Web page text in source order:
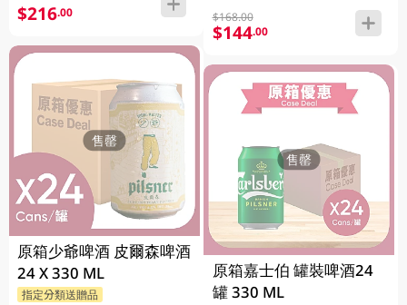
$216.00
售罄
原箱少爺啤酒 皮爾森啤酒
24 X 330 ML
指定分類送贈品
$168.00
$144.00
售罄
原箱嘉士伯 罐裝啤酒24
罐 330 ML